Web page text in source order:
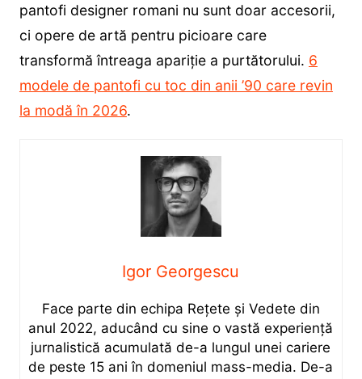
pantofi designer romani nu sunt doar accesorii,
ci opere de artă pentru picioare care
transformă întreaga apariție a purtătorului. 6
modele de pantofi cu toc din anii ’90 care revin
la modă în 2026.
Igor Georgescu
Face parte din echipa Rețete și Vedete din
anul 2022, aducând cu sine o vastă experiență
jurnalistică acumulată de-a lungul unei cariere
de peste 15 ani în domeniul mass-media. De-a